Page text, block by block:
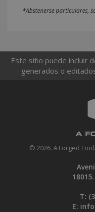
*Abstenerse particulares,
Este sitio puede incluir
generados o
© 2026. A Forged
T:
E: